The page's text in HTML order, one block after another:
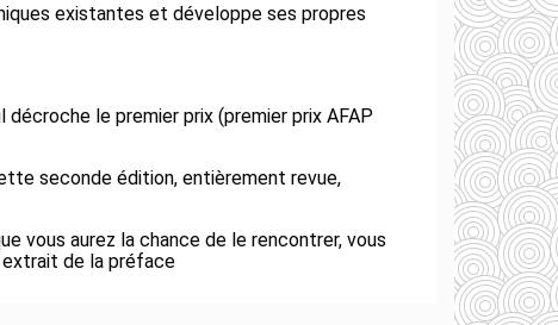
existantes et développe ses propres
décroche le premier prix (premier prix AFAP
seconde édition, entièrement revue,
vous aurez la chance de le rencontrer, vous
extrait de la préface